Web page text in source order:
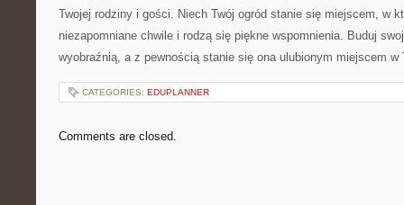
Twojej rodziny i gości. Niech Twój ogród⁤ stanie się miejscem, w
niezapomniane chwile i rodzą się piękne wspomnienia. Buduj
wyobraźnią, a z pewnością stanie się ona ulubionym miejscem ​w
CATEGORIES: EDUPLANNER
Comments are closed.